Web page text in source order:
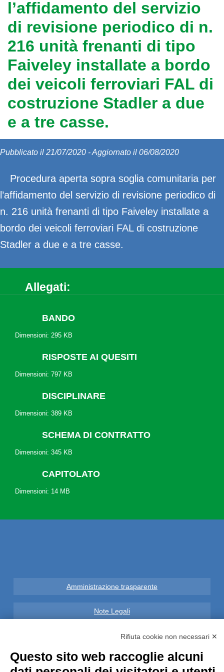
l’affidamento del servizio
di revisione periodico di n.
216 unità frenanti di tipo
Faiveley installate a bordo
dei veicoli ferroviari FAL di
costruzione Stadler a due
e a tre casse.
Pubblicato il 21/07/2020 - Aggiornato il 06/08/2020
Procedura aperta sopra soglia comunitaria per
l’affidamento del servizio di revisione periodico di
n. 216 unità frenanti di tipo Faiveley installate a
bordo dei veicoli ferroviari FAL di costruzione
Stadler a due e a tre casse.
Allegati:
BANDO
Dimensioni: 295 KB
RISPOSTE AI QUESITI
Dimensioni: 797 KB
DISCIPLINARE
Dimensioni: 389 KB
SCHEMA DI CONTRATTO
Dimensioni: 345 KB
CAPITOLATO
Dimensioni: 14 MB
Amministrazione trasparente
Note Legali
Privacy
Informative GDPR (679/2016)
Rifiuta cookie non necessari ✕
Questo sito web raccoglie alcuni